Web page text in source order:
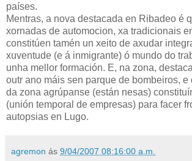
países.
Mentras, a nova destacada en Ribadeo é
xornadas de automocion, xa tradicionais
constitúen tamén un xeito de axudar
xuventude (e á inmigrante) ó mundo do
unha mellor formación. E, na zona,
outr ano máis sen parque de bombeiros, e
da zona agrúpanse (están nesas)
(unión temporal de empresas) para facer
autopsias en Lugo.
agremon ás 9/04/2007 08:16:00 a.m.